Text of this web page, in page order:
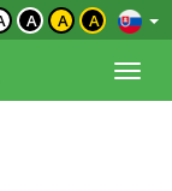
A A A